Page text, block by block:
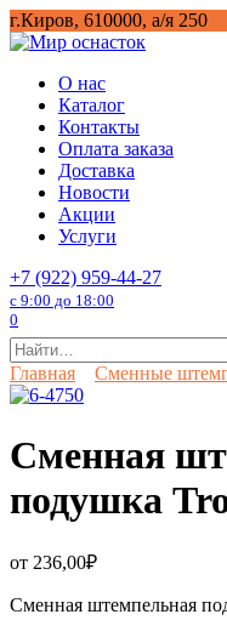
Перейти
к
г.Киров, 610000, а/я 250
О нас
Каталог
Контакты
Оплата заказа
Доставка
Новости
Акции
Услуги
+7 (922) 959-44-27
с 9:00 до 18:00
0
Search
for:
Главная Сменные
Сменная
подушка
от 236,00₽
Сменная штемпельная